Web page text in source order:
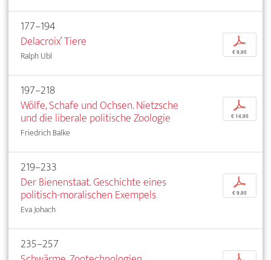
177–194
Delacroix‘ Tiere
Ralph Ubl
p
€ 9,95
197–218
Wölfe, Schafe und Ochsen. Nietzsche
und die liberale politische Zoologie
Friedrich Balke
p
€ 14,95
219–233
Der Bienenstaat. Geschichte eines
politisch-moralischen Exempels
Eva Johach
p
€ 9,95
235–257